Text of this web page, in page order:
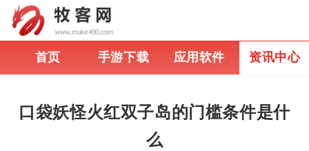
首页 手游下载 应用软件 资讯中心
口袋妖怪火红双子岛的门槛条件是什
么